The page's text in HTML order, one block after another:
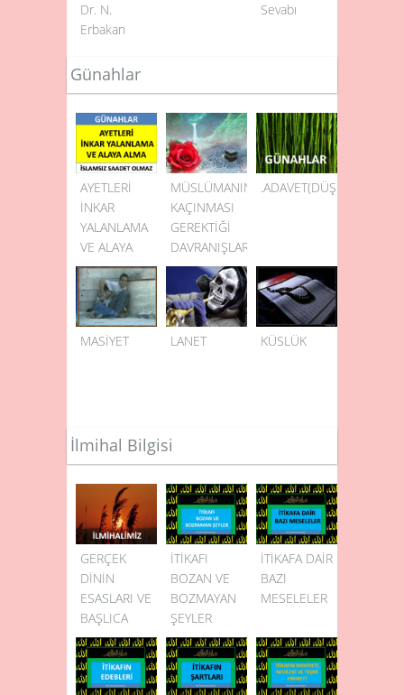
Dr. N.
Erbakan
Sevabı
Günahlar
AYETLERİ
İNKAR
YALANLAMA
VE ALAYA
ALMA
MÜSLÜMANIN
KAÇINMASI
GEREKTİĞİ
DAVRANIŞLAR
.ADAVET(DÜŞMANLIK)
MASİYET LANET KÜSLÜK
İlmihal Bilgisi
GERÇEK
DİNİN
ESASLARI VE
BAŞLICA
DİNLER
İTİKAFI
BOZAN VE
BOZMAYAN
ŞEYLER
İTİKAFA DAİR
BAZI
MESELELER